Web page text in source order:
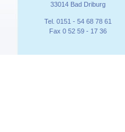
33014 Bad Driburg
Tel. 0151 - 54 68 78 61
Fax 0 52 59 - 17 36